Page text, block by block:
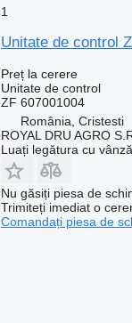
1
Unitate de control
Preț la cerere
Unitate de control
ZF 607001004
România, Cristesti
ROYAL DRU AGRO
Luați legătura cu
Nu găsiți piesa de
Trimiteți imediat o
Comandați piesa de